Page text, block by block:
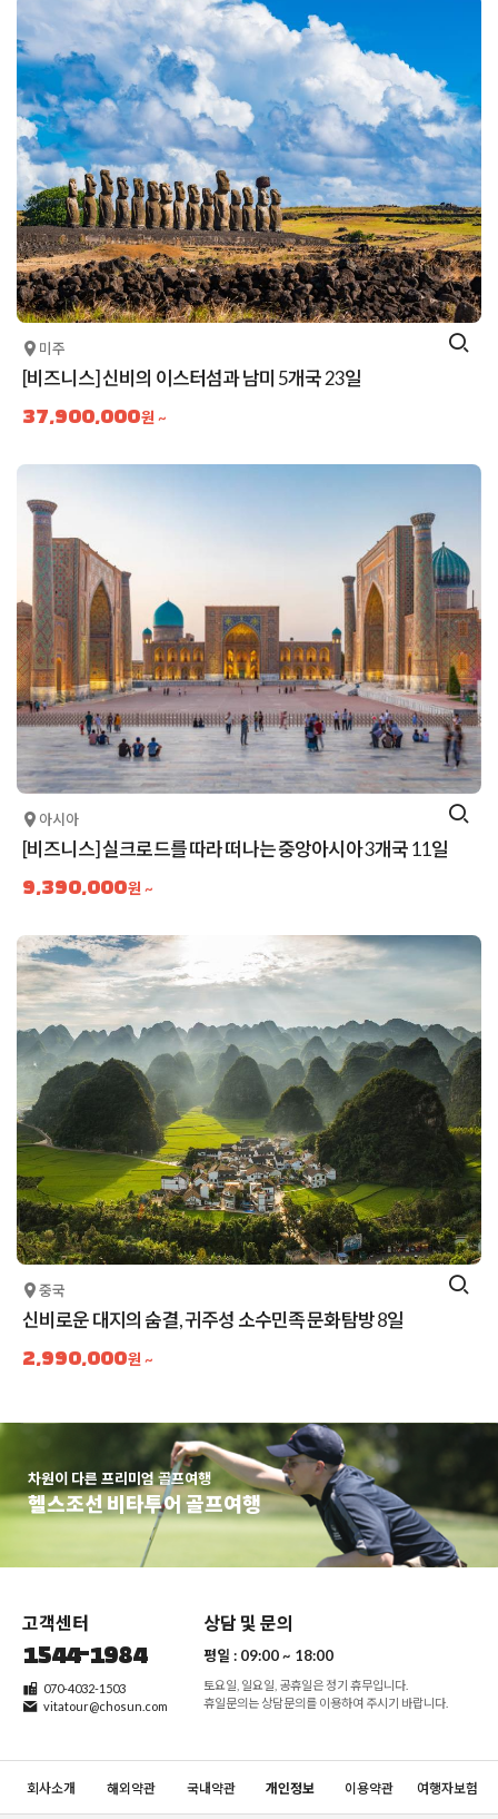
미주
[비즈니스] 신비의 이스터섬과 남미 5개국 23일
37,900,000원 ~
아시아
[비즈니스] 실크로드를 따라 떠나는 중앙아시아 3개국 11일
9,390,000원 ~
중국
신비로운 대지의 숨결, 귀주성 소수민족 문화탐방 8일
2,990,000원 ~
차원이 다른 프리미엄 골프여행
헬스조선 비타투어 골프여행
고객센터
1544-1984
070-4032-1503
vitatour@chosun.com
상담 및 문의
평일 : 09:00 ~ 18:00
토요일, 일요일, 공휴일은 정기 휴무입니다.
휴일문의는 상담문의를 이용하여 주시기 바랍니다.
회사소개 해외약관 국내약관 개인정보 이용약관 여행자보험